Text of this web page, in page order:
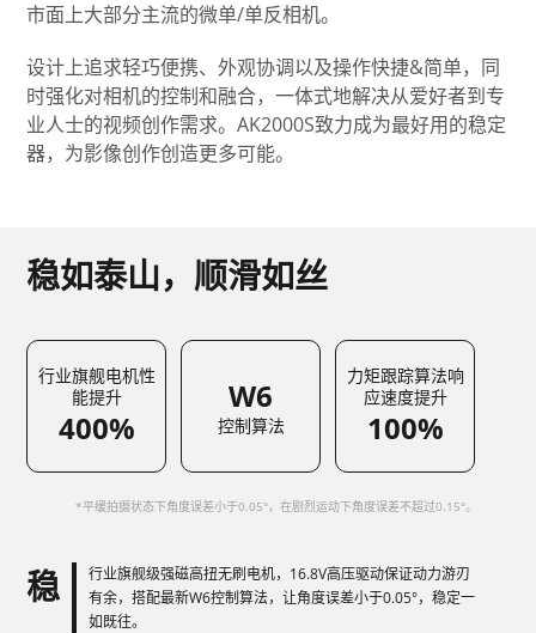
AK4500
QING
市面上大部分主流的微单/单反相机。
设计上追求轻巧便携、外观协调以及操作快捷&简单，同
时强化对相机的控制和融合，一体式地解决从爱好者到专
业人士的视频创作需求。AK2000S致力成为最好用的稳定
器，为影像创作创造更多可能。
稳如泰山，顺滑如丝
行业旗舰电机性
能提升
400%
W6
控制算法
力矩跟踪算法响
应速度提升
100%
*平缓拍摄状态下角度误差小于0.05°，在剧烈运动下角度误差不超过0.15°。
稳
行业旗舰级强磁高扭无刷电机，16.8V高压驱动保证动力游刃
有余，搭配最新W6控制算法，让角度误差小于0.05°，稳定一
如既往。